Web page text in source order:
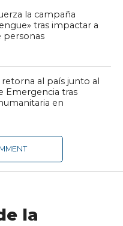
la campaña
tras impactar a
personas
al país junto al
Emergencia tras
en
la